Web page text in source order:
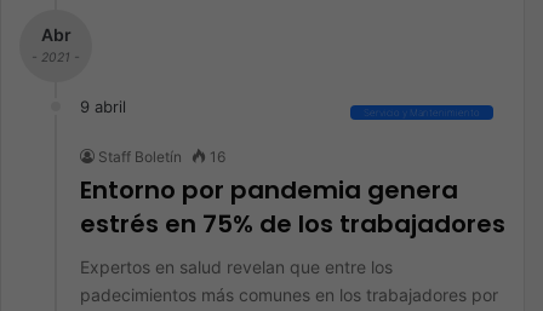
Abr
- 2021 -
9 abril Servicio y Mantenimiento
Staff Boletín 16
Entorno por pandemia genera
estrés en 75% de los trabajadores
Expertos en salud revelan que entre los
padecimientos más comunes en los trabajadores por